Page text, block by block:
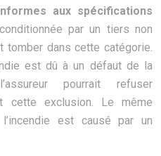
aux spécifications
par un tiers non
tomber dans cette catégorie.
est dû à un défaut de la
pourrait refuser
cette exclusion. Le même
est causé par un